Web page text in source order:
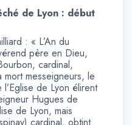
de Lyon : début
: « L’An du
père en Dieu,
cardinal,
messeigneurs, le
de Lyon élirent
Hugues de
de Lyon, mais
cardinal, obtint